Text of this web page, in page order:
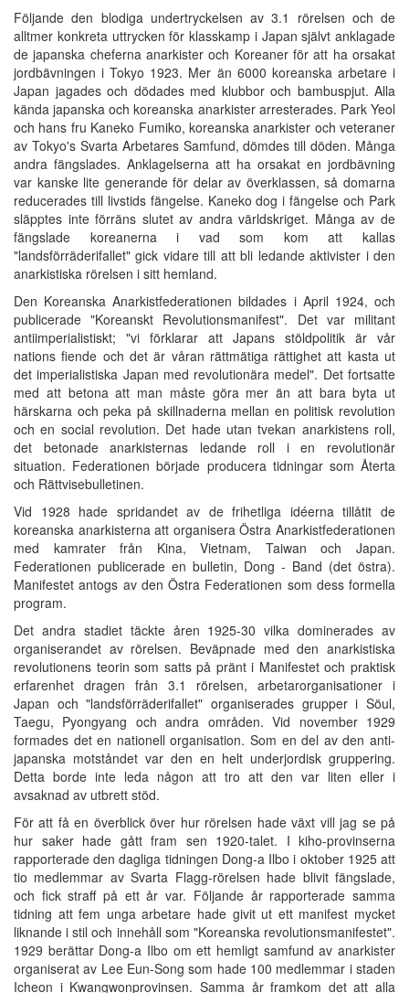
Följande den blodiga undertryckelsen av 3.1 rörelsen och de
alltmer konkreta uttrycken för klasskamp i Japan självt anklagade
de japanska cheferna anarkister och Koreaner för att ha orsakat
jordbävningen i Tokyo 1923. Mer än 6000 koreanska arbetare i
Japan jagades och dödades med klubbor och bambuspjut. Alla
kända japanska och koreanska anarkister arresterades. Park Yeol
och hans fru Kaneko Fumiko, koreanska anarkister och veteraner
av Tokyo's Svarta Arbetares Samfund, dömdes till döden. Många
andra fängslades. Anklagelserna att ha orsakat en jordbävning
var kanske lite generande för delar av överklassen, så domarna
reducerades till livstids fängelse. Kaneko dog i fängelse och Park
släpptes inte förräns slutet av andra världskriget. Många av de
fängslade koreanerna i vad som kom att kallas
"landsförräderifallet" gick vidare till att bli ledande aktivister i den
anarkistiska rörelsen i sitt hemland.
Den Koreanska Anarkistfederationen bildades i April 1924, och
publicerade "Koreanskt Revolutionsmanifest". Det var militant
antiimperialistiskt; "vi förklarar att Japans stöldpolitik är vår
nations fiende och det är våran rättmätiga rättighet att kasta ut
det imperialistiska Japan med revolutionära medel". Det fortsatte
med att betona att man måste göra mer än att bara byta ut
härskarna och peka på skillnaderna mellan en politisk revolution
och en social revolution. Det hade utan tvekan anarkistens roll,
det betonade anarkisternas ledande roll i en revolutionär
situation. Federationen började producera tidningar som Återta
och Rättvisebulletinen.
Vid 1928 hade spridandet av de frihetliga idéerna tillåtit de
koreanska anarkisterna att organisera Östra Anarkistfederationen
med kamrater från Kina, Vietnam, Taiwan och Japan.
Federationen publicerade en bulletin, Dong - Band (det östra).
Manifestet antogs av den Östra Federationen som dess formella
program.
Det andra stadiet täckte åren 1925-30 vilka dominerades av
organiserandet av rörelsen. Beväpnade med den anarkistiska
revolutionens teorin som satts på pränt i Manifestet och praktisk
erfarenhet dragen från 3.1 rörelsen, arbetarorganisationer i
Japan och "landsförräderifallet" organiserades grupper i Söul,
Taegu, Pyongyang och andra områden. Vid november 1929
formades det en nationell organisation. Som en del av den anti-
japanska motståndet var den en helt underjordisk gruppering.
Detta borde inte leda någon att tro att den var liten eller i
avsaknad av utbrett stöd.
För att få en överblick över hur rörelsen hade växt vill jag se på
hur saker hade gått fram sen 1920-talet. I kiho-provinserna
rapporterade den dagliga tidningen Dong-a Ilbo i oktober 1925 att
tio medlemmar av Svarta Flagg-rörelsen hade blivit fängslade,
och fick straff på ett år var. Följande år rapporterade samma
tidning att fem unga arbetare hade givit ut ett manifest mycket
liknande i stil och innehåll som "Koreanska revolutionsmanifestet".
1929 berättar Dong-a Ilbo om ett hemligt samfund av anarkister
organiserat av Lee Eun-Song som hade 100 medlemmar i staden
Icheon i Kwangwonprovinsen. Samma år framkom det att alla